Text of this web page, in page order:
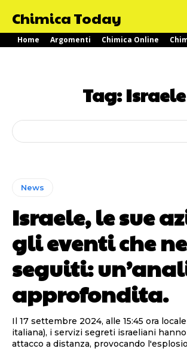
Chimica Today
Home Argomenti Chimica Online
Tag:Israele
News
Israele, le sue
gli eventi che
seguiti:
approfondita.
Il 17 settembre 2024, alle 15:45 ora locale
italiana), i servizi segreti israeliani
attacco a distanza, provocando